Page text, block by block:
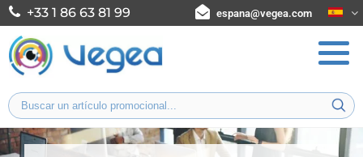
+33 1 86 63 81 99 espana@vegea.com